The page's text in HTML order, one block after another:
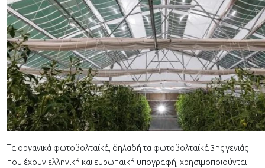
Τα οργανικά φωτοβολταϊκά, δηλαδή τα φωτοβολταϊκά 3ης γενιάς
που έχουν ελληνική και ευρωπαϊκή υπογραφή, χρησιμοποιούνται